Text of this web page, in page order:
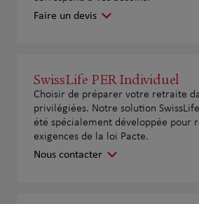
Faire un devis
SwissLife PER Individuel
Choisir de préparer votre retraite
privilégiées. Notre solution
été spécialement développée pour
exigences de la loi Pacte.
Nous contacter